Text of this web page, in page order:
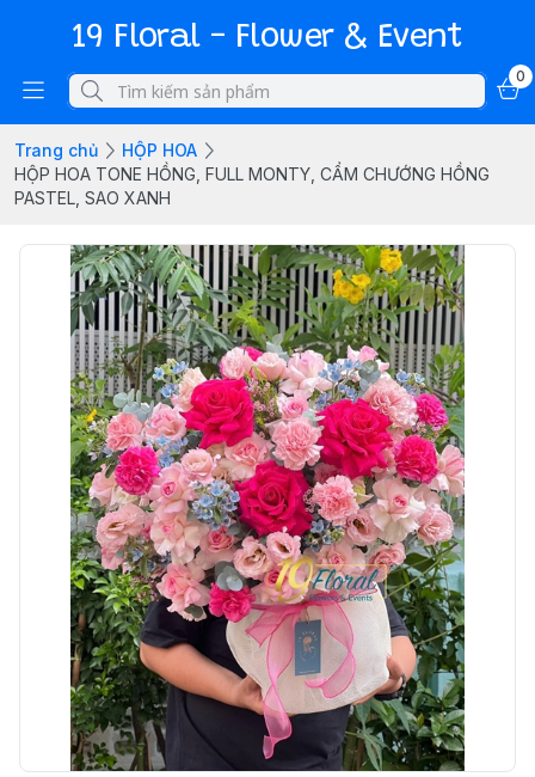
19 Floral - Flower & Event
0
Trang chủ
HỘP HOA
HỘP HOA TONE HỒNG, FULL MONTY, CẨM CHƯỚNG HỒNG
PASTEL, SAO XANH